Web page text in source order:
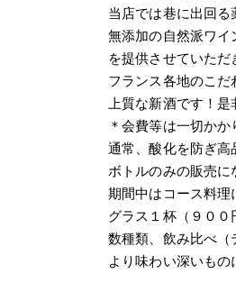
当店では巷に出回
無添加の自然派ワ
を提供させていた
フランス各地のこ
上質な新酒です！
＊会費等は一切か
通常、酸化を防ぎ高
ボトルのみの販売に
期間中はコース料理
グラス１杯（９０
数種類、飲み比べ
より味わい深いもの